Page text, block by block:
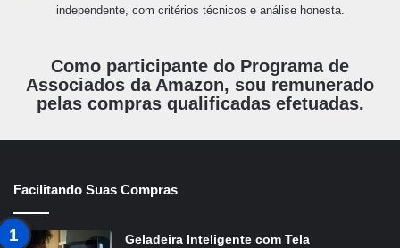
independente, com critérios técnicos e análise honesta.
Como participante do Programa de
Associados da Amazon, sou remunerado
pelas compras qualificadas efetuadas.
Facilitando Suas Compras
Geladeira Inteligente com Tela